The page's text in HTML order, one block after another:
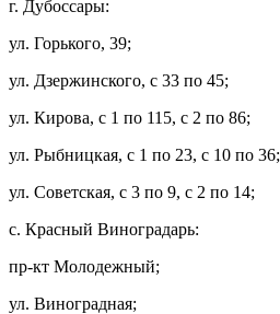
г. Дубоссары:
ул. Горького, 39;
ул. Дзержинского, с 33 по 45;
ул. Кирова, с 1 по 115, с 2 по 86;
ул. Рыбницкая, с 1 по 23, с 10 по 36;
ул. Советская, с 3 по 9, с 2 по 14;
с. Красный Виноградарь:
пр-кт Молодежный;
ул. Виноградная;